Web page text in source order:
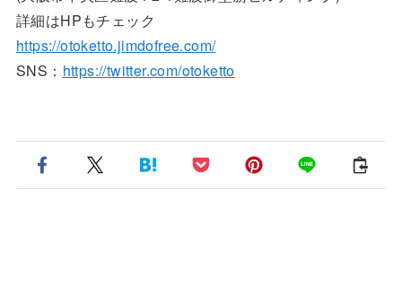
詳細はHPもチェック
https://otoketto.jimdofree.com/
SNS： https://twitter.com/otoketto